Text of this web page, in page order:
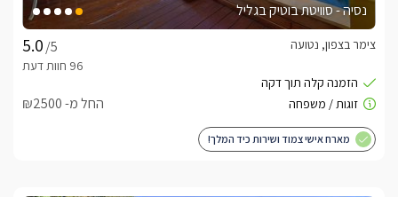
נסיה - סוויטת בוטיק בגליל
/5
צימר בצפון, נטועה
החל מ- ₪2500
מארח אישי צמוד ושירות כיד המלך!